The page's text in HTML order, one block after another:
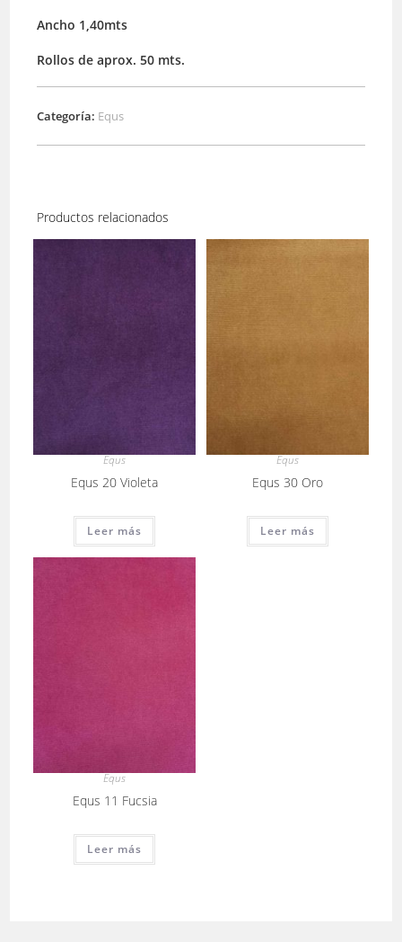
Ancho 1,40mts
Rollos de aprox. 50 mts.
Categoría: Equs
Productos relacionados
Equs
Equs 20 Violeta
Leer más
Equs
Equs 30 Oro
Leer más
Equs
Equs 11 Fucsia
Leer más